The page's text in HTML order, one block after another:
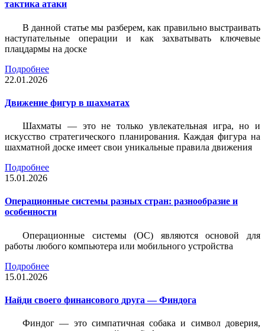
тактика атаки
В данной статье мы разберем, как правильно выстраивать
наступательные операции и как захватывать ключевые
плацдармы на доске
Подробнее
22.01.2026
Движение фигур в шахматах
Шахматы — это не только увлекательная игра, но и
искусство стратегического планирования. Каждая фигура на
шахматной доске имеет свои уникальные правила движения
Подробнее
15.01.2026
Операционные системы разных стран: разнообразие и
особенности
Операционные системы (ОС) являются основой для
работы любого компьютера или мобильного устройства
Подробнее
15.01.2026
Найди своего финансового друга — Финдога
Финдог — это симпатичная собака и символ доверия,